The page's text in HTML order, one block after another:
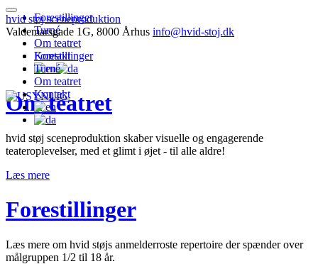
Forestillinger
Turné
Om teatret
Kontakt
hvid støj sceneproduktion
Valdemarsgade 1G, 8000 Århus info@hvid-stoj.dk
Forestillinger
Turné
Om teatret
Kontakt
Om teatret
hvid støj sceneproduktion skaber visuelle og engagerende
teateroplevelser, med et glimt i øjet - til alle aldre!
Læs mere
Forestillinger
Læs mere om hvid støjs anmelderroste repertoire der spænder over
målgruppen 1/2 til 18 år.